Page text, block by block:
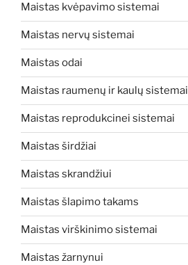
Maistas kvėpavimo sistemai
Maistas nervų sistemai
Maistas odai
Maistas raumenų ir kaulų sistemai
Maistas reprodukcinei sistemai
Maistas širdžiai
Maistas skrandžiui
Maistas šlapimo takams
Maistas virškinimo sistemai
Maistas žarnynui